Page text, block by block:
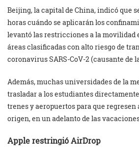
Beijing, la capital de China, indicó que
horas cuándo se aplicarán los
levantó las restricciones a la movilidad
áreas clasificadas con alto riesgo de
coronavirus SARS-CoV-2 (causante de
Además, muchas universidades de la
trasladar a los estudiantes
trenes y aeropuertos para que regresen
origen, en un adelanto de las
Apple restringió AirDrop